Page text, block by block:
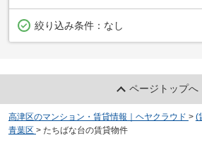
絞り込み条件： なし
ページトップへ
高津区のマンション・賃貸情報｜ヘヤクラウド > (
青葉区 > たちばな台の賃貸物件